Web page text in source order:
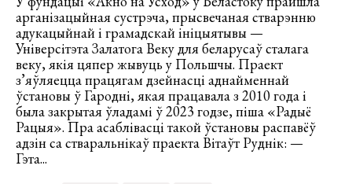
арганізацыйная сустрэча, прысвечаная стварэнню
адукацыйнай і грамадскай ініцыятывы —
Універсітэта Залатога Веку для беларусаў сталага
веку, якія цяпер жывуць у Польшчы. Праект
з’яўляецца працягам дзейнасці аднайменнай
ўстановы ў Гародні, якая працавала з 2010 года і
была закрытая ўладамі ў 2023 годзе, піша «Радыё
Рацыя». Пра асаблівасці такой ўстановы распавёў
адзін са стваральнікаў праекта Вітаўт Руднік: —
Гэта...